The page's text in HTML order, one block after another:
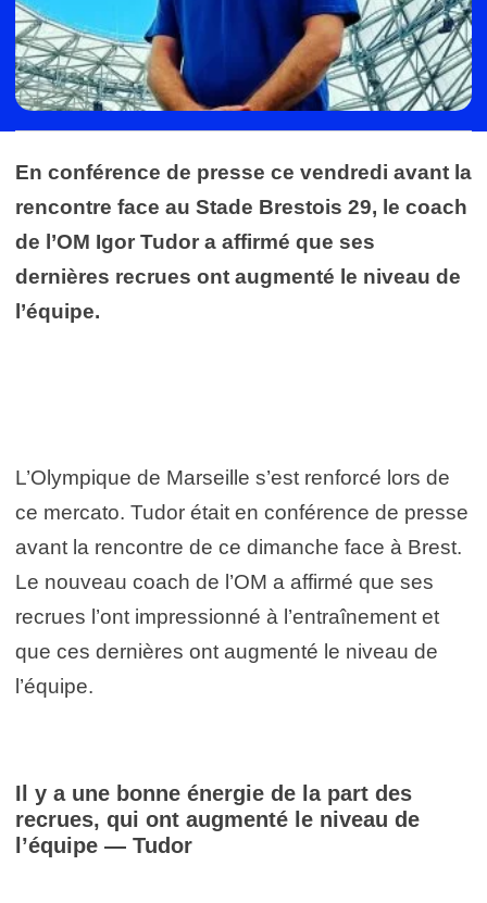
En conférence de presse ce vendredi avant la
rencontre face au Stade Brestois 29, le coach
de l’OM Igor Tudor a affirmé que ses
dernières recrues ont augmenté le niveau de
l’équipe.
L’Olympique de Marseille s’est renforcé lors de
ce mercato. Tudor était en conférence de presse
avant la rencontre de ce dimanche face à Brest.
Le nouveau coach de l’OM a affirmé que ses
recrues l’ont impressionné à l’entraînement et
que ces dernières ont augmenté le niveau de
l’équipe.
Il y a une bonne énergie de la part des
recrues, qui ont augmenté le niveau de
l’équipe — Tudor